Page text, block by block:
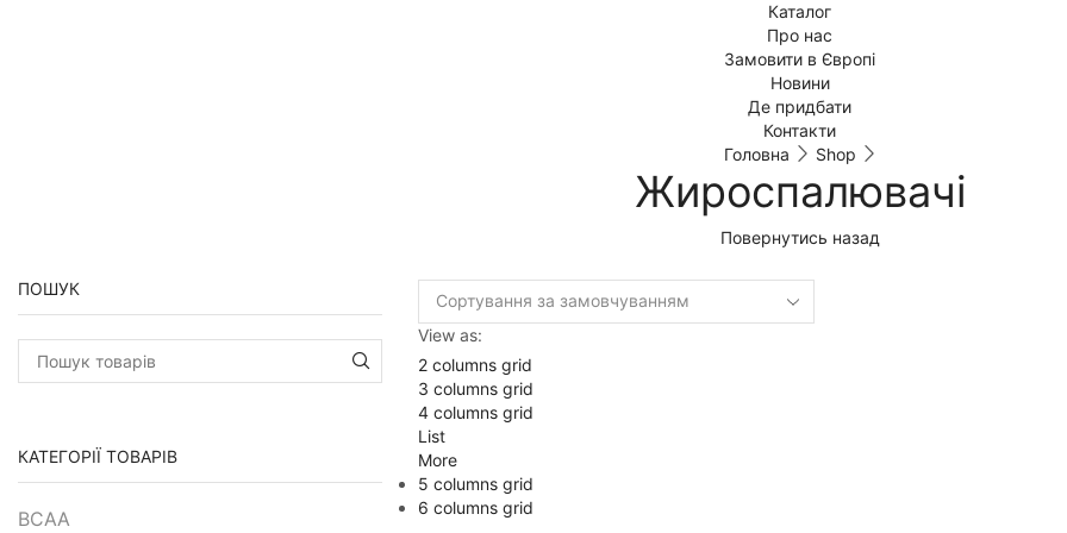
Каталог
Про нас
Замовити в Європі
Новини
Де придбати
Контакти
Головна
Shop
Жироспалювачі
Повернутись назад
View as:
2 columns grid
3 columns grid
4 columns grid
List
More
5 columns grid
6 columns grid
ПОШУК
Пошук:
КАТЕГОРІЇ ТОВАРІВ
BCAA